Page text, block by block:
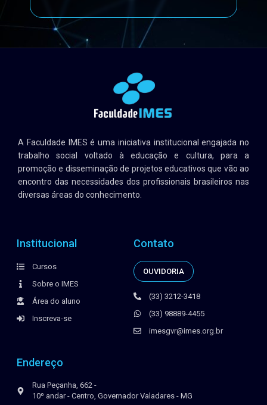
A Faculdade IMES é uma iniciativa institucional engajada no
trabalho social voltado à educação e cultura, para a
promoção e disseminação de projetos educativos que vão ao
encontro das necessidades dos profissionais brasileiros nas
diversas áreas do conhecimento.
Institucional
Cursos
Sobre o IMES
Área do aluno
Inscreva-se
Contato
OUVIDORIA
(33) 3212-3418
(33) 98889-4455
imesgvr@imes.org.br
Endereço
Rua Peçanha, 662 -
10º andar - Centro, Governador Valadares - MG